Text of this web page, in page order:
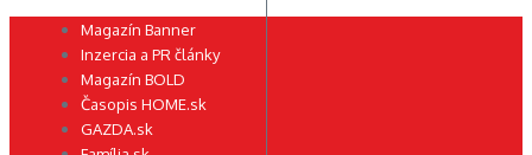
Preskočiť Magazín Banner
Inzercia a PR články
Magazín BOLD
Časopis HOME.sk
GAZDA.sk